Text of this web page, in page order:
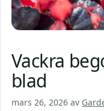
Vackra
blad
mars 26, 2026 av